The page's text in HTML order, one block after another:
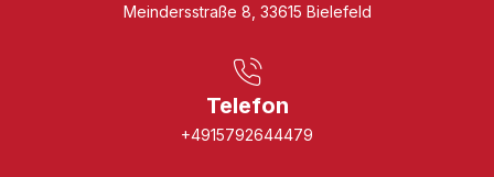
Meindersstraße 8, 33615 Bielefeld
Telefon
+4915792644479